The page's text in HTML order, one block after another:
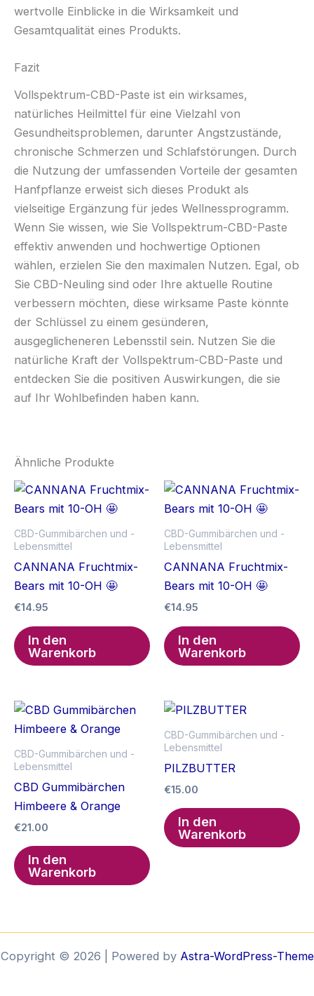
wertvolle Einblicke in die Wirksamkeit und
Gesamtqualität eines Produkts.
Fazit
Vollspektrum-CBD-Paste ist ein wirksames,
natürliches Heilmittel für eine Vielzahl von
Gesundheitsproblemen, darunter Angstzustände,
chronische Schmerzen und Schlafstörungen. Durch
die Nutzung der umfassenden Vorteile der gesamten
Hanfpflanze erweist sich dieses Produkt als
vielseitige Ergänzung für jedes Wellnessprogramm.
Wenn Sie wissen, wie Sie Vollspektrum-CBD-Paste
effektiv anwenden und hochwertige Optionen
wählen, erzielen Sie den maximalen Nutzen. Egal, ob
Sie CBD-Neuling sind oder Ihre aktuelle Routine
verbessern möchten, diese wirksame Paste könnte
der Schlüssel zu einem gesünderen,
ausgeglicheneren Lebensstil sein. Nutzen Sie die
natürliche Kraft der Vollspektrum-CBD-Paste und
entdecken Sie die positiven Auswirkungen, die sie
auf Ihr Wohlbefinden haben kann.
Ähnliche Produkte
CBD-Gummibärchen und -
Lebensmittel
CANNANA Fruchtmix-
Bears mit 10-OH 🤩
€14.95
In den
Warenkorb
CBD-Gummibärchen und -
Lebensmittel
CANNANA Fruchtmix-
Bears mit 10-OH 🤩
€14.95
In den
Warenkorb
CBD-Gummibärchen und -
Lebensmittel
CBD Gummibärchen
Himbeere & Orange
€21.00
In den
Warenkorb
CBD-Gummibärchen und -
Lebensmittel
PILZBUTTER
€15.00
In den
Warenkorb
Copyright © 2026 | Powered by Astra-WordPress-Theme